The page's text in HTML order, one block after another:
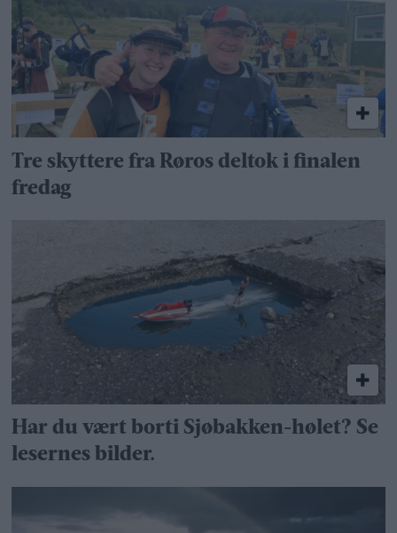
Tre skyttere fra Røros deltok i finalen
fredag
Har du vært borti Sjøbakken-hølet? Se
lesernes bilder.